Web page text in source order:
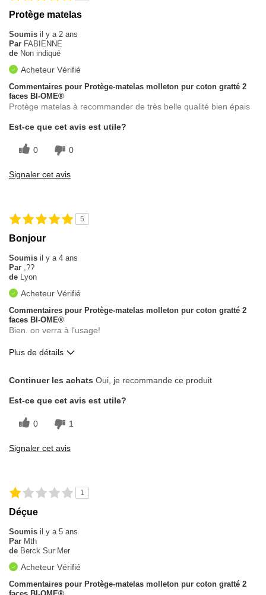
Protège matelas
Soumis il y a 2 ans
Par FABIENNE
de Non indiqué
Acheteur Vérifié
Commentaires pour Protège-matelas molleton pur coton gratté 2
faces BI-OME®
Protège matelas à recommander de très belle qualité bien épais
Est-ce que cet avis est utile?
0 0
Signaler cet avis
5
Bonjour
Soumis il y a 4 ans
Par ,??
de Lyon
Acheteur Vérifié
Commentaires pour Protège-matelas molleton pur coton gratté 2
faces BI-OME®
Bien. on verra à l'usage!
Plus de détails
Chambre à coucher principale
Évaluation sur la taille
Continuer les achats Oui, je recommande ce produit
Est-ce que cet avis est utile?
0 1
Signaler cet avis
1
Déçue
Soumis il y a 5 ans
Par Mth
de Berck Sur Mer
Acheteur Vérifié
Commentaires pour Protège-matelas molleton pur coton gratté 2